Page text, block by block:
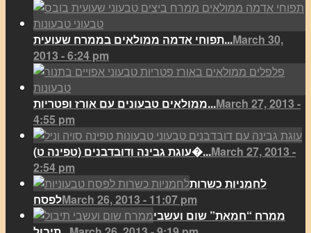
תפוחי אדמה ממולאים בממרח שעועית...March 30,
2013 - 6:24 pm
ממולאים טבעונים עם אורז ופטריות...March 27, 2013 -
4:55 pm
(עוגת גבינה ודובדבנים (טפינה ט�...March 27, 2013 -
2:54 pm
לחמניות כשרות
לפסחMarch 26, 2013 - 11:07 pm
ממרח “חמאת” שום ועשבי